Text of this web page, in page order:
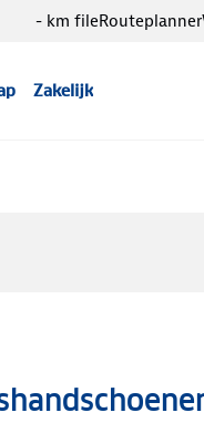
Zakelijk
- km fileRouteplanner